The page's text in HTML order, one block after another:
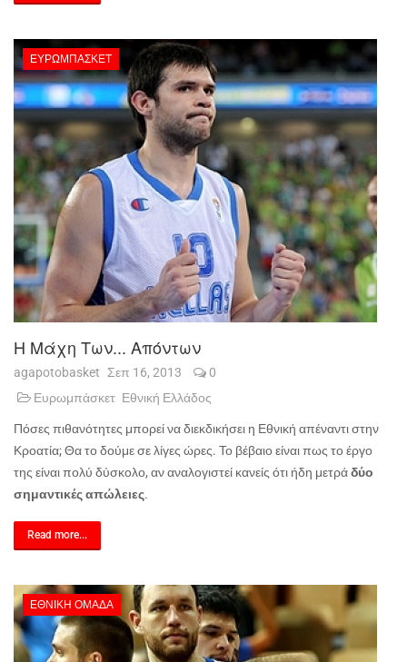
ΕΥΡΩΜΠΆΣΚΕΤ
Η Μάχη Των... Απόντων
agapotobasket Σεπ 16, 2013
0
Ευρωμπάσκετ Εθνική Ελλάδος
Πόσες πιθανότητες μπορεί να διεκδικήσει η Εθνική απέναντι στην
Κροατία; Θα το δούμε σε λίγες ώρες. Το βέβαιο είναι πως το έργο
της είναι πολύ δύσκολο, αν αναλογιστεί κανείς ότι ήδη μετράδύο
σημαντικές απώλειες.
Read more...
ΕΘΝΙΚΉ ΟΜΆΔΑ